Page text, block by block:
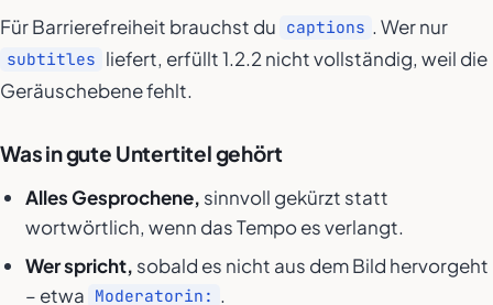
Für Barrierefreiheit brauchst du captions . Wer nur
subtitles liefert, erfüllt 1.2.2 nicht vollständig, weil die
Geräuschebene fehlt.
Was in gute Untertitel gehört
Alles Gesprochene, sinnvoll gekürzt statt
wortwörtlich, wenn das Tempo es verlangt.
Wer spricht, sobald es nicht aus dem Bild hervorgeht
– etwa Moderatorin: .